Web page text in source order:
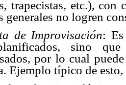
trapecistas, etc.), con
generales no logren
de Improvisación:
sino
por lo cual
Ejemplo típico de